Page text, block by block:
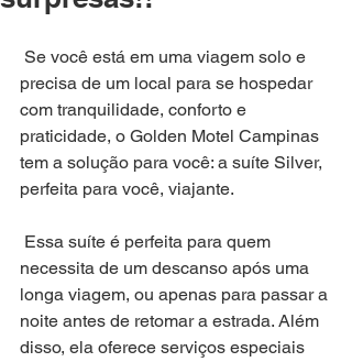
precisa de um local para se hospedar
com tranquilidade, conforto e
praticidade, o Golden Motel Campinas
tem a solução para você: a suíte Silver,
perfeita para você, viajante.
necessita de um descanso após uma
longa viagem, ou apenas para passar a
noite antes de retomar a estrada. Além
disso, ela oferece serviços especiais